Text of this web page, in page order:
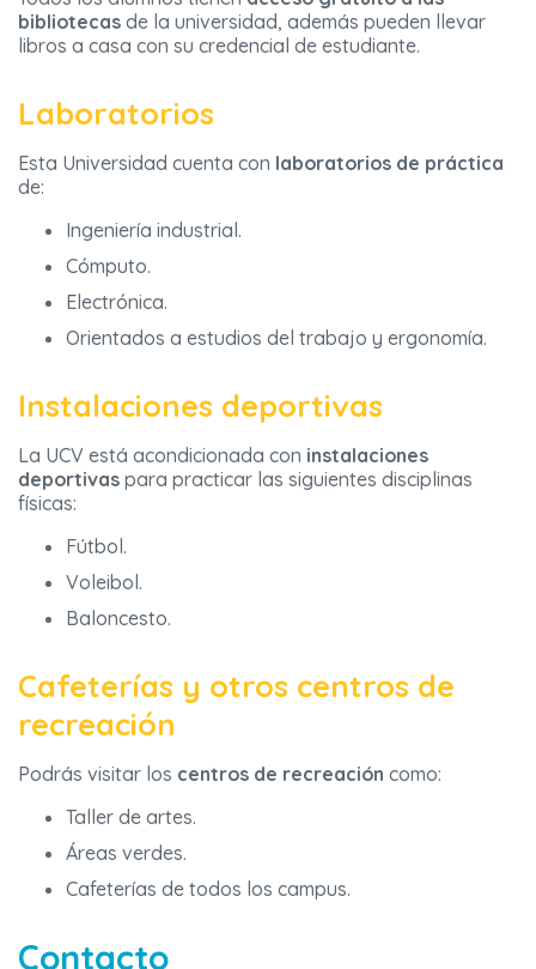
bibliotecas de la universidad, además pueden llevar
libros a casa con su credencial de estudiante.
Laboratorios
Esta Universidad cuenta con laboratorios de práctica
de:
Ingeniería industrial.
Cómputo.
Electrónica.
Orientados a estudios del trabajo y ergonomía.
Instalaciones deportivas
La UCV está acondicionada con instalaciones
deportivas para practicar las siguientes disciplinas
físicas:
Fútbol.
Voleibol.
Baloncesto.
Cafeterías y otros centros de
recreación
Podrás visitar los centros de recreación como:
Taller de artes.
Áreas verdes.
Cafeterías de todos los campus.
Contacto